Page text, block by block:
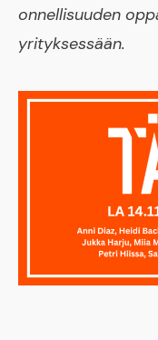
onnellisuuden
yrityksessään.